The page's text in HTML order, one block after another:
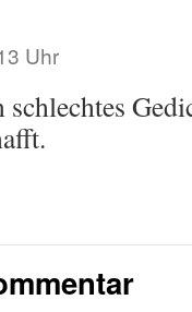
Uhr
schlechtes